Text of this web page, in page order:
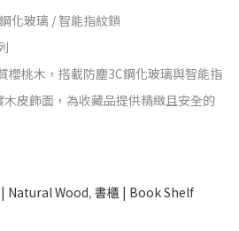
化玻璃 / 智能指紋鎖
櫻桃木，搭載防塵3C鋼化玻璃與智能指
皮飾面，為收藏品提供精緻且安全的
Natural Wood, 書櫃 | Book Shelf